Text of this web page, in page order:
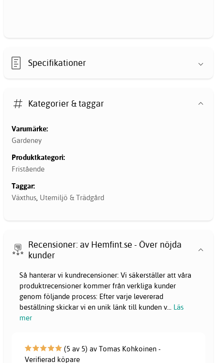
Specifikationer
Kategorier & taggar
Varumärke:
Gardeney
Produktkategori:
Fristående
Taggar:
Växthus Utemiljö & Trädgård
Recensioner: av Hemfint.se - Över nöjda
kunder
Så hanterar vi kundrecensioner: Vi säkerställer att våra
produktrecensioner kommer från verkliga kunder
genom följande process: Efter varje levererad
beställning skickar vi en unik länk till kunden v
Läs
mer
(5 av 5) av Tomas Kohkoinen -
Verifierad köpare